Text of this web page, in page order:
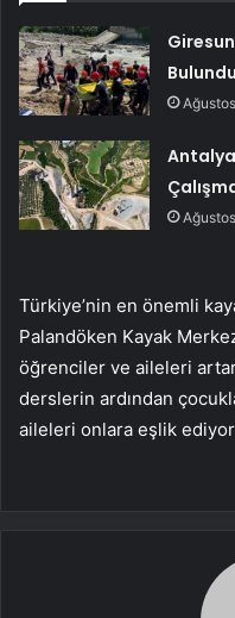
Bulundu
Türkiye’nin en önemli
Palandöken Kayak
öğrenciler ve aileleri
derslerin ardından
aileleri onlara eşlik